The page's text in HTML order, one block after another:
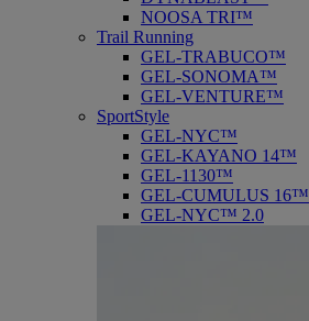
NOOSA TRI™
Trail Running
GEL-TRABUCO™
GEL-SONOMA™
GEL-VENTURE™
SportStyle
GEL-NYC™
GEL-KAYANO 14™
GEL-1130™
GEL-CUMULUS 16™
GEL-NYC™ 2.0